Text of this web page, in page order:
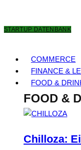
STARTUP DATENBANK
COMMERCE
FINANCE &
FOOD &
FOOD &
Chilloza: